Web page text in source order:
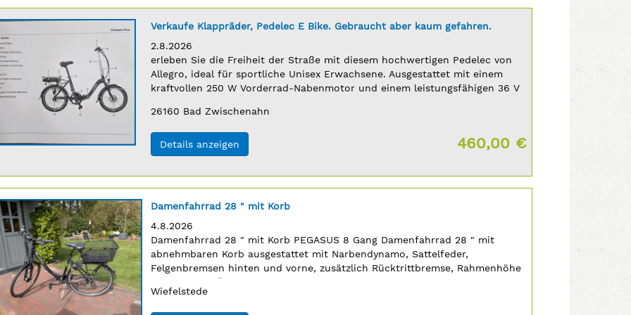
Titel:
Verkaufe Klappräder, Pedelec E Bike. Gebraucht aber kaum gefahren.
Erscheinungsdatum:
2.8.2026
Anzeigentext:
erleben Sie die Freiheit der Straße mit diesem hochwertigen Pedelec von
Allegro, ideal für sportliche Unisex Erwachsene. Ausgestattet mit einem
kraftvollen 250 W Vorderrad-Nabenmotor und einem leistungsfähigen 36 V
Postleitzahl:
26160 Ort:
Bad Zwischenahn
Preis:
460,00 €
Details anzeigen(ID: 2064740)
Titel:
Damenfahrrad 28 " mit Korb
Erscheinungsdatum:
4.8.2026
Anzeigentext:
Damenfahrrad 28 " mit Korb PEGASUS 8 Gang Damenfahrrad 28 " mit
abnehmbaren Korb ausgestattet mit Narbendynamo, Sattelfeder,
Felgenbremsen hinten und vorne, zusätzlich Rücktrittbremse, Rahmenhöhe
‡
Ort:
Wiefelstede